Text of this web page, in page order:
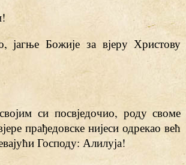
јагње Божије за вјеру Христову
си посвједочио, роду своме
прађедовске нијеси одрекао већ
Господу: Алилуја!